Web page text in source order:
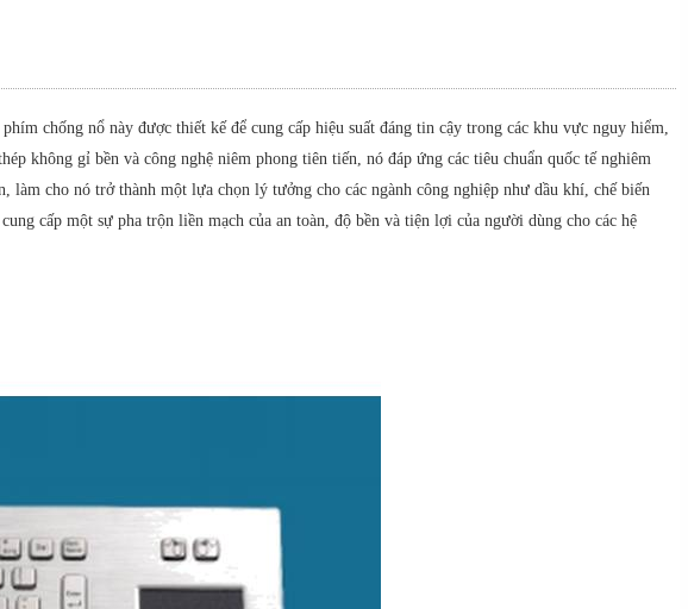
chống nổ này được thiết kế để cung cấp hiệu suất đáng tin cậy trong các khu vực nguy hiểm,
không gỉ bền và công nghệ niêm phong tiên tiến, nó đáp ứng các tiêu chuẩn quốc tế nghiêm
cho nó trở thành một lựa chọn lý tưởng cho các ngành công nghiệp như dầu khí, chế biến
cấp một sự pha trộn liền mạch của an toàn, độ bền và tiện lợi của người dùng cho các hệ